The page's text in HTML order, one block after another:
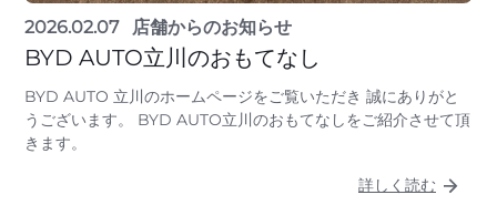
2026.02.07 店舗からのお知らせ
BYD AUTO立川のおもてなし
BYD AUTO 立川のホームページをご覧いただき 誠にありがと
うございます。 BYD AUTO立川のおもてなしをご紹介させて頂
きます。
詳しく読む